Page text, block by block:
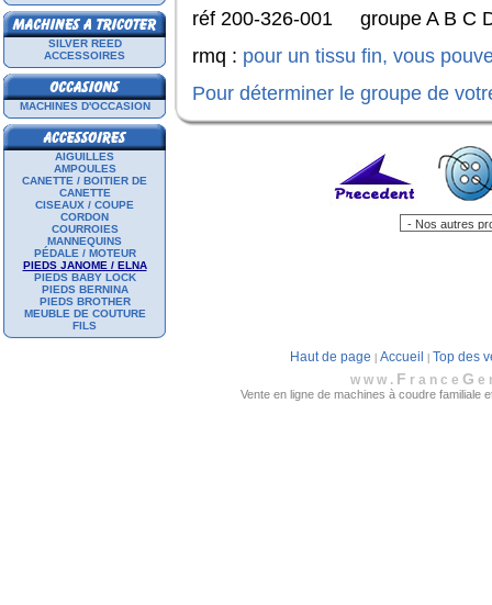
SILVER REED
ACCESSOIRES
MACHINES D'OCCASION
AIGUILLES
AMPOULES
CANETTE / BOITIER DE
CANETTE
CISEAUX / COUPE
CORDON
COURROIES
MANNEQUINS
PÉDALE / MOTEUR
PIEDS JANOME / ELNA
PIEDS BABY LOCK
PIEDS BERNINA
PIEDS BROTHER
MEUBLE DE COUTURE
FILS
réf 200-326-001 groupe A B C
rmq : pour un tissu fin, vous
Pour déterminer le groupe de
Haut de page Accueil
Top des
www. F rance G
Vente en ligne de machines à coudre familiale